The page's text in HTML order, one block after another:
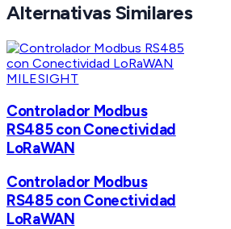
Alternativas Similares
MILESIGHT
Controlador Modbus
RS485 con Conectividad
LoRaWAN
Controlador Modbus
RS485 con Conectividad
LoRaWAN